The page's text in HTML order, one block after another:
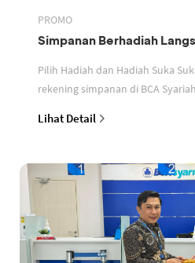
PROMO
Simpanan Berhadiah
Pilih Hadiah dan Hadiah Suka
rekening simpanan di BCA Syariah
Lihat Detail